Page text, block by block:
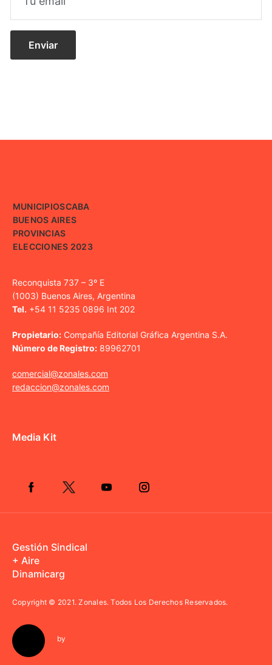
MUNICIPIOSCABA
BUENOS AIRES
PROVINCIAS
ELECCIONES 2023
Reconquista 737 – 3º E
(1003) Buenos Aires, Argentina
Tel. +54 11 5235 0896 Int 202
Propietario: Compañía Editorial Gráfica Argentina S.A.
Número de Registro: 89962701
comercial@zonales.com
redaccion@zonales.com
Media Kit
Gestión Sindical
+ Aire
Dinamicarg
Copyright © 2021.Zonales. Todos Los Derechos Reservados.
by